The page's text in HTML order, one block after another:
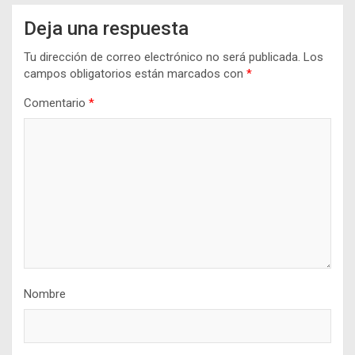
Deja una respuesta
Tu dirección de correo electrónico no será publicada. Los
campos obligatorios están marcados con *
Comentario *
Nombre